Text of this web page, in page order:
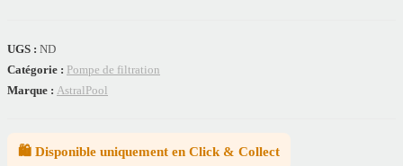
UGS : ND
Catégorie : Pompe de filtration
Marque : AstralPool
🛍️ Disponible uniquement en Click & Collect